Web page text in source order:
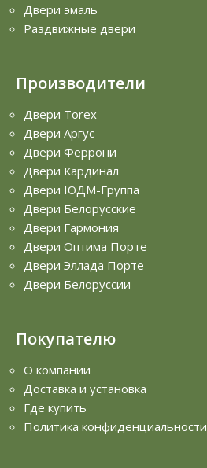
Двери эмаль
Раздвижные двери
Производители
Двери Torex
Двери Аргус
Двери Феррони
Двери Кардинал
Двери ЮДМ-Группа
Двери Белорусские
Двери Гармония
Двери Оптима Порте
Двери Эллада Порте
Двери Белоруссии
Покупателю
О компании
Доставка и установка
Где купить
Политика конфиденциальности